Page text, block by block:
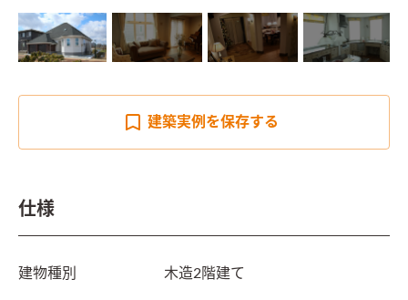
建築実例を保存する
仕様
建物種別 木造2階建て